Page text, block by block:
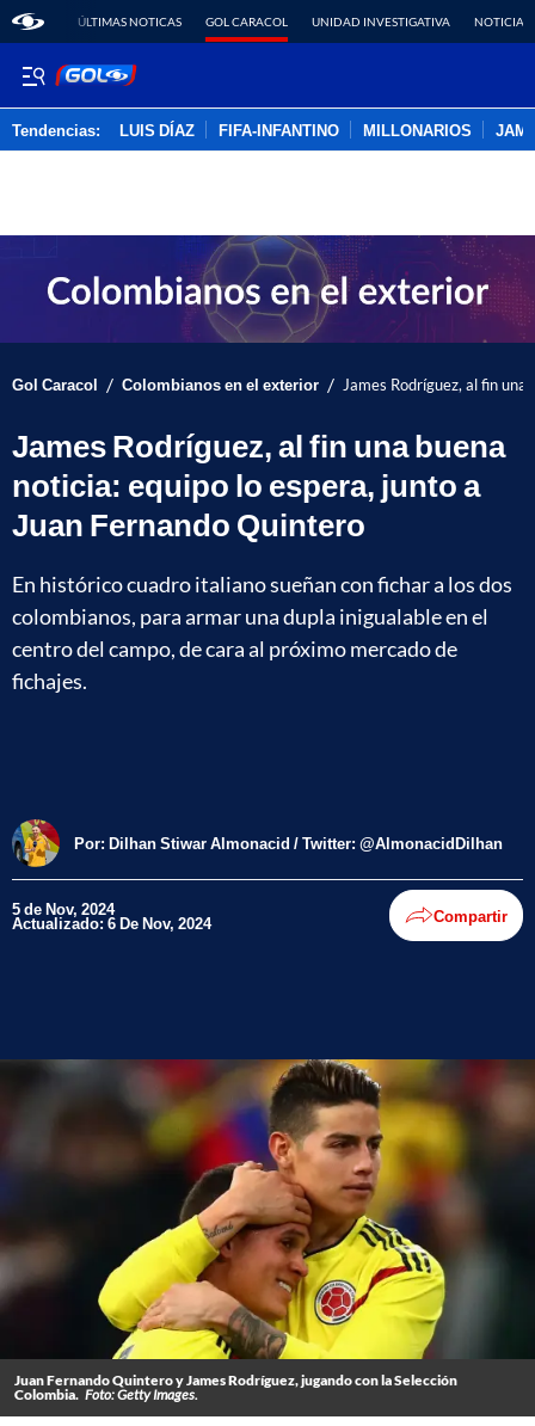
ÚLTIMAS NOTICAS GOL CARACOL UNIDAD INVESTIGATIVA NOTICIAS
Tendencias: LUIS DÍAZ FIFA-INFANTINO MILLONARIOS
Gol Caracol / Colombianos en el exterior / James Rodríguez, al fin
James Rodríguez, al fin una buena
noticia: equipo lo espera, junto a
Juan Fernando Quintero
En histórico cuadro italiano sueñan con fichar a los dos
colombianos, para armar una dupla inigualable en el
centro del campo, de cara al próximo mercado de
fichajes.
Por: Dilhan Stiwar Almonacid / Twitter: @AlmonacidDilhan
5 de Nov, 2024
Actualizado: 6 De Nov, 2024 Compartir
Juan Fernando Quintero y James Rodríguez, jugando con la Selección
Colombia. Foto: Getty Images.